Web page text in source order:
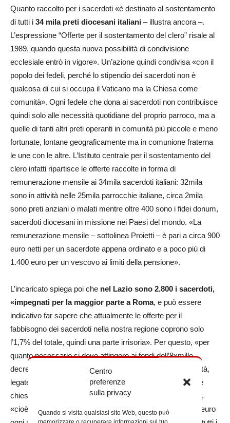
Centro
preferenze
sulla privacy
Quando si visita qualsiasi sito Web, questo può
memorizzare o recuperare informazioni sul tuo
Quanto raccolto per i sacerdoti «è destinato al sostentamento
di tutti i 34 mila preti diocesani italiani – illustra ancora –.
L’espressione “Offerte per il sostentamento del clero” risale al
1989, quando questa nuova possibilità di condivisione
ecclesiale entrò in vigore». Un’azione quindi condivisa «con il
popolo dei fedeli, perché lo stipendio dei sacerdoti non è
qualcosa di cui si occupa il Vaticano ma la Chiesa come
comunità». Ogni fedele che dona ai sacerdoti non contribuisce
quindi solo alle necessità quotidiane del proprio parroco, ma a
quelle di tanti altri preti operanti in comunità più piccole e meno
fortunate, lontane geograficamente ma in comunione fraterna
le une con le altre. L’Istituto centrale per il sostentamento del
clero infatti ripartisce le offerte raccolte in forma di
remunerazione mensile ai 34mila sacerdoti italiani: 32mila
sono in attività nelle 25mila parrocchie italiane, circa 2mila
sono preti anziani o malati mentre oltre 400 sono i fidei donum,
sacerdoti diocesani in missione nei Paesi del mondo. «La
remunerazione mensile – sottolinea Proietti – è pari a circa 900
euro netti per un sacerdote appena ordinato e a poco più di
1.400 euro per un vescovo ai limiti della pensione».
L’incaricato spiega poi che nel Lazio sono 2.800 i sacerdoti,
«impegnati per la maggior parte a Roma, e può essere
indicativo far sapere che attualmente le offerte per il
fabbisogno dei sacerdoti nella nostra regione coprono solo
l’1,7% del totale, quindi una parte irrisoria». Per questo, «per
quanto necessario si deve attingere ai fondi dell’8xmille,
decrementando e intaccando le quote per iniziative di carità,
legate alla pastorale o per il mantenimento strutturale delle
chiese». Ricordando infine come le offerte sono deducibili,
«cioè chi le versa può dedurle dalle tasse fino a 1.032,91 euro